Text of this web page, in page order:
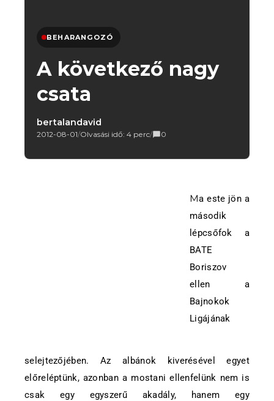
BEHARANGOZÓ
A következő nagy
csata
bertalandavid
2012-08-01/Olvasási idő: 4 perc/ 0
Ma este jön a
második
lépcsőfok a
BATE
Boriszov
ellen a
Bajnokok
Ligájának
selejtezőjében. Az albánok kiverésével egyet
előreléptünk, azonban a mostani ellenfelünk nem is
csak egy egyszerű akadály, hanem egy